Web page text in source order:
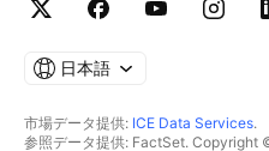
日本語
市場データ提供: ICE Data Services.
参照データ提供: FactSet.